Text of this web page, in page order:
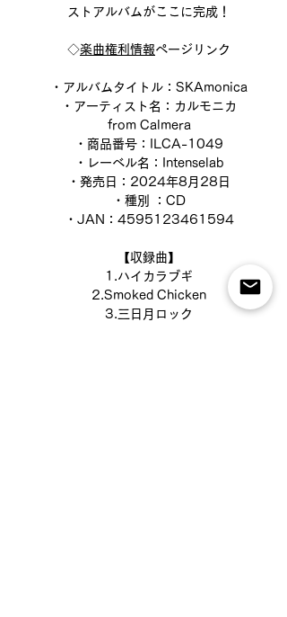
ストアルバムがここに完成！
◇楽曲権利情報ページリンク
・アルバムタイトル：SKAmonica
・アーティスト名：カルモニカ
from Calmera
・商品番号：ILCA-1049
・レーベル名：Intenselab
・発売日：2024年8月28日
・種別 ：CD
・JAN：4595123461594
【収録曲】
1.ハイカラブギ
2.Smoked Chicken
3.三日月ロック